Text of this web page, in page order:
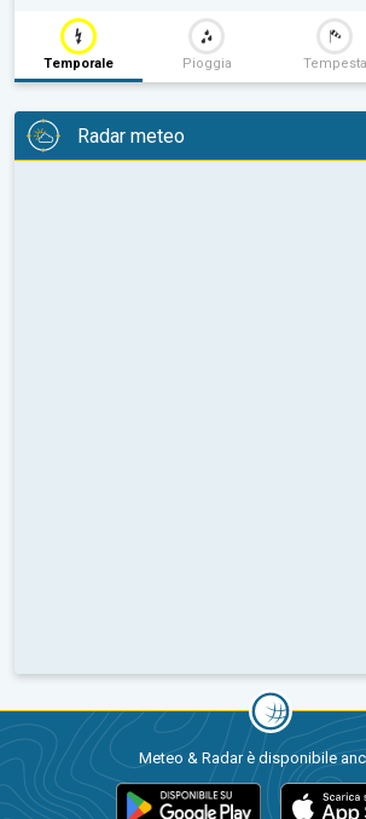
Temporale Pioggia Tempesta
Radar meteo
Meteo & Radar è disponibile